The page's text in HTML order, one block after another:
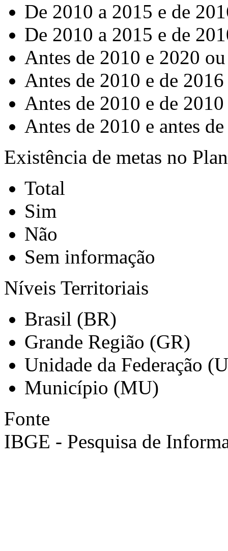
De 2010 a 2015 e de
De 2010 a 2015 e de
Antes de 2010 e 2020
Antes de 2010 e de
Antes de 2010 e de
Antes de 2010 e antes
Existência de metas no
Total
Sim
Não
Sem informação
Níveis Territoriais
Brasil (BR)
Grande Região (GR)
Unidade da Federação
Município (MU)
Fonte
IBGE - Pesquisa de